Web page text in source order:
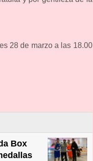
28 de marzo a las 18.00
Box